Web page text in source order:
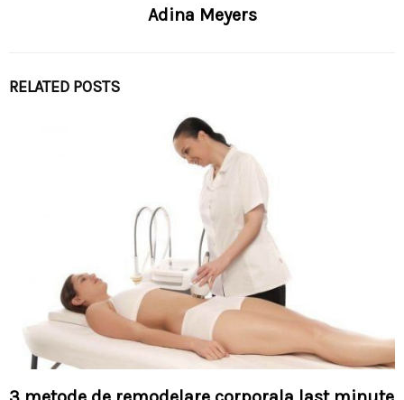
Adina Meyers
RELATED POSTS